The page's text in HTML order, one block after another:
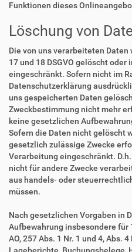
Funktionen dieses
Löschung von
Die von uns verarbeiteten
17 und 18 DSGVO gelöscht
eingeschränkt. Sofern nicht im
Datenschutzerklärung
uns gespeicherten Daten
Zweckbestimmung nicht mehr
keine gesetzlichen
Sofern die Daten nicht gelöscht
gesetzlich zulässige Zwecke
Verarbeitung eingeschränkt.
nicht für andere Zwecke
aus handels- oder
müssen.
Nach gesetzlichen Vorgaben in
Aufbewahrung insbesondere für
AO, 257 Abs. 1 Nr. 1 und 4, Abs.